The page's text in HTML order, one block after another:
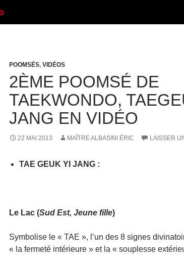
POOMSÉS, VIDÉOS
2ÈME POOMSÉ DE
TAEKWONDO,
JANG EN VIDÉO
22 MAI 2013 MAÎTRE ALBASINI ÉRIC LAISSER
TAE GEUK YI JANG :
Le Lac (Sud Est, Jeune fille)
Symbolise le « TAE », l’un des 8 signes
« la fermeté intérieure » et la « souplesse